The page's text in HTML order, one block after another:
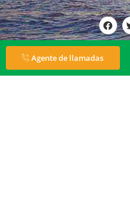
Agente de llamadas